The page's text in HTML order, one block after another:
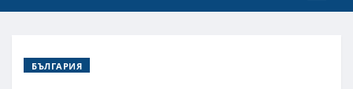
БЪЛГАРИЯ